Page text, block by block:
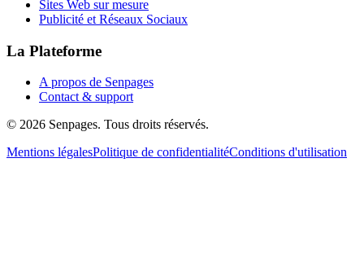
Sites Web sur mesure
Publicité et Réseaux Sociaux
La Plateforme
A propos de Senpages
Contact & support
© 2026 Senpages. Tous droits réservés.
Mentions légalesPolitique de confidentialitéConditions d'utilisation